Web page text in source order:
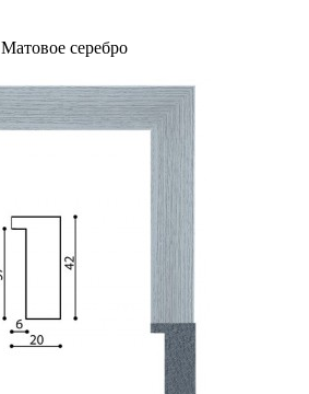
Матовое серебро